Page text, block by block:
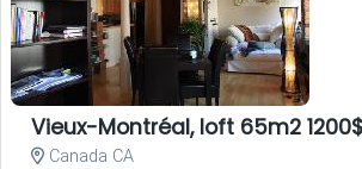
Vieux-Montréal, loft 65m2
Canada CA